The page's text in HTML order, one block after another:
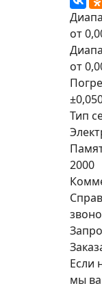
от
от
Тип
2000
Если
мы